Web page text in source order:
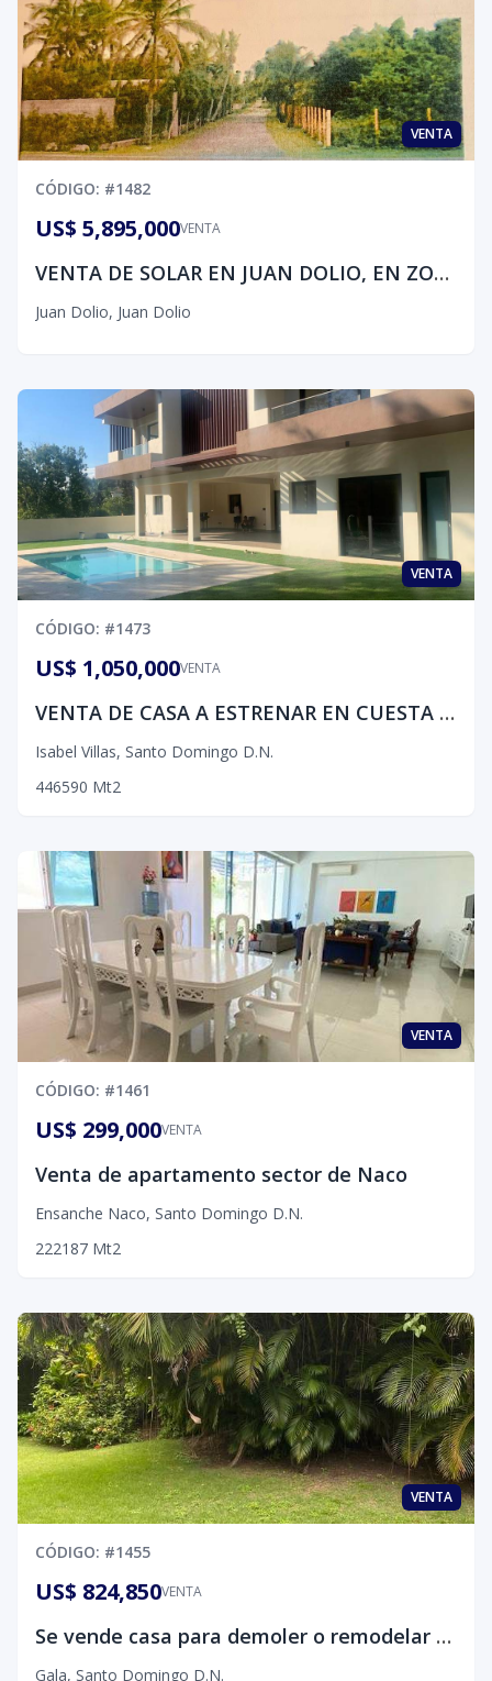
VENTA
CÓDIGO: #1482
VENTA
US$ 5,895,000
VENTA DE SOLAR EN JUAN DOLIO, EN ZONA TURISTICA CON 131 M2
Juan Dolio, Juan Dolio
VENTA
CÓDIGO: #1473
VENTA
US$ 1,050,000
VENTA DE CASA A ESTRENAR EN CUESTA HERMOSA III
Isabel Villas, Santo Domingo D.N.
446590 Mt2
VENTA
CÓDIGO: #1461
VENTA
US$ 299,000
Venta de apartamento sector de Naco
Ensanche Naco, Santo Domingo D.N.
222187 Mt2
VENTA
CÓDIGO: #1455
VENTA
US$ 824,850
Se vende casa para demoler o remodelar en el sector de Galá.
Gala, Santo Domingo D.N.